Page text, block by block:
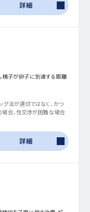
詳細
精子が卵子に到達する距離
グ法が適切ではなく、かつ
合、性交渉が困難な場合
詳細